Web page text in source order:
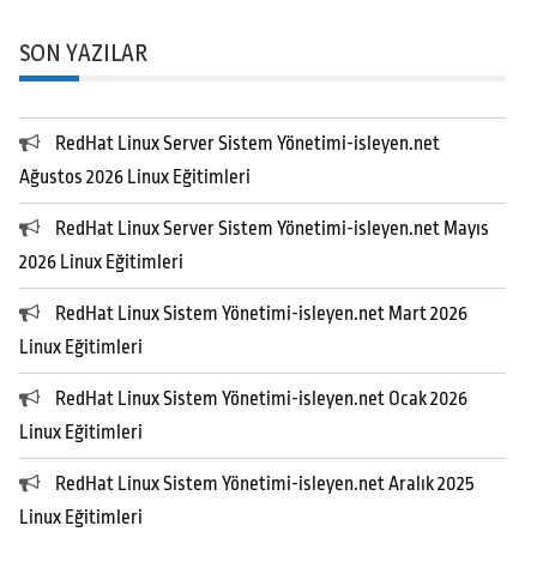
SON YAZILAR
RedHat Linux Server Sistem Yönetimi-isleyen.net
Ağustos 2026 Linux Eğitimleri
RedHat Linux Server Sistem Yönetimi-isleyen.net Mayıs
2026 Linux Eğitimleri
RedHat Linux Sistem Yönetimi-isleyen.net Mart 2026
Linux Eğitimleri
RedHat Linux Sistem Yönetimi-isleyen.net Ocak 2026
Linux Eğitimleri
RedHat Linux Sistem Yönetimi-isleyen.net Aralık 2025
Linux Eğitimleri